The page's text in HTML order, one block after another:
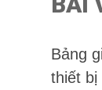
Bảng
thiết bị